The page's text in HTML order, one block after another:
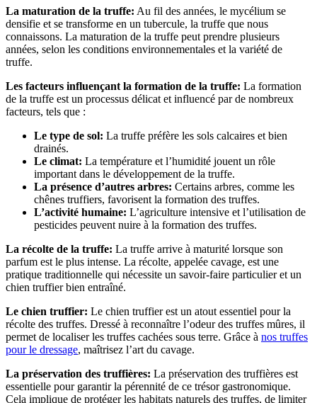
La maturation de la truffe: Au fil des années, le mycélium se
densifie et se transforme en un tubercule, la truffe que nous
connaissons. La maturation de la truffe peut prendre plusieurs
années, selon les conditions environnementales et la variété de
truffe.
Les facteurs influençant la formation de la truffe: La formation
de la truffe est un processus délicat et influencé par de nombreux
facteurs, tels que :
Le type de sol: La truffe préfère les sols calcaires et bien
drainés.
Le climat: La température et l’humidité jouent un rôle
important dans le développement de la truffe.
La présence d’autres arbres: Certains arbres, comme les
chênes truffiers, favorisent la formation des truffes.
L’activité humaine: L’agriculture intensive et l’utilisation de
pesticides peuvent nuire à la formation des truffes.
La récolte de la truffe: La truffe arrive à maturité lorsque son
parfum est le plus intense. La récolte, appelée cavage, est une
pratique traditionnelle qui nécessite un savoir-faire particulier et un
chien truffier bien entraîné.
Le chien truffier: Le chien truffier est un atout essentiel pour la
récolte des truffes. Dressé à reconnaître l’odeur des truffes mûres, il
permet de localiser les truffes cachées sous terre. Grâce à nos truffes
pour le dressage, maîtrisez l’art du cavage.
La préservation des truffières: La préservation des truffières est
essentielle pour garantir la pérennité de ce trésor gastronomique.
Cela implique de protéger les habitats naturels des truffes, de limiter